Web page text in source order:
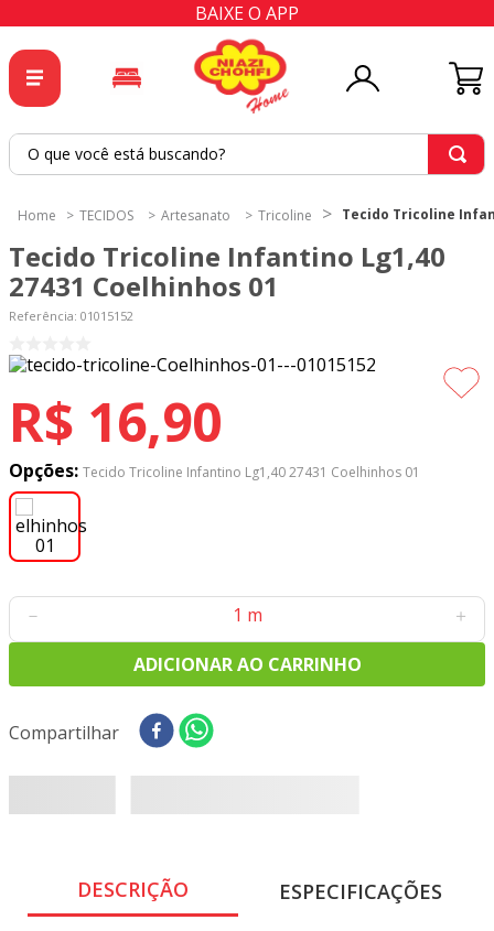
BAIXE O APP
O que você está buscando?
TECIDOS Artesanato Tricoline Tecido Tricoline
Tecido Tricoline Infantino Lg1,40
27431 Coelhinhos 01
Referência: 01015152
R$ 16,90
Opções: Tecido Tricoline Infantino Lg1,40 27431 Coelhinhos 01
＋
－
ADICIONAR AO CARRINHO
Compartilhar
DESCRIÇÃO ESPECIFICAÇÕES
2º
tapete
cortina
6º
tecido tricoline
7º
percal
8
tricoline digital
9º